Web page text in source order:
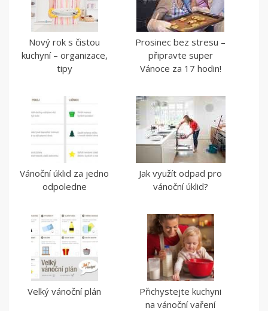
Nový rok s čistou
kuchyní – organizace,
tipy
Prosinec bez stresu –
připravte super
Vánoce za 17 hodin!
Vánoční úklid za jedno
odpoledne
Jak využít odpad pro
vánoční úklid?
Velký vánoční plán
Přichystejte kuchyni
na vánoční vaření